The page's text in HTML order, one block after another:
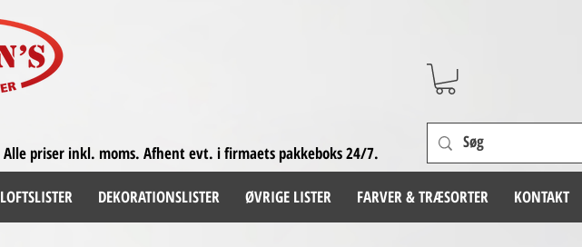
Alle priser inkl. moms. Afhent evt. i firmaets pakkeboks 24/7.
LOFTSLISTER DEKORATIONSLISTER ØVRIGE LISTER FARVER & TRÆSORTER KONTAKT